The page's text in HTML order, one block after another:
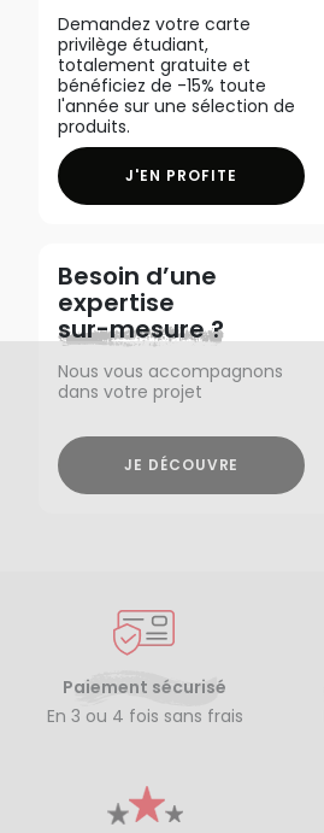
Demandez votre carte
privilège étudiant,
totalement gratuite et
bénéficiez de -15% toute
l'année sur une sélection de
produits.
J'EN PROFITE
Besoin d’une
expertise
sur-mesure ?
Nous vous accompagnons
dans votre projet
JE DÉCOUVRE
Paiement sécurisé
En 3 ou 4 fois sans frais